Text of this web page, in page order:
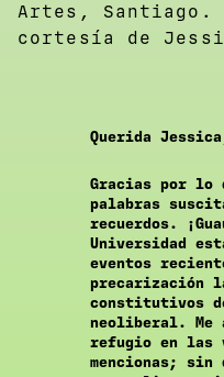
Artes, Santiago.
cortesía de
Querida
Gracias por lo
palabras
recuerdos.
Universidad
eventos
precarización
constitutivos
neoliberal. Me
refugio en las
mencionas; sin